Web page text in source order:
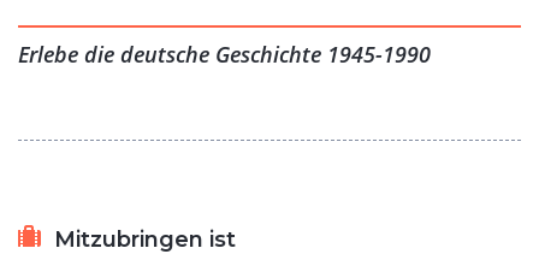
Cold War and the fate of the victims of the Wall, to the
significant events that let to the fall of the Wall.
Erlebe die deutsche Geschichte 1945-1990
Mitzubringen ist